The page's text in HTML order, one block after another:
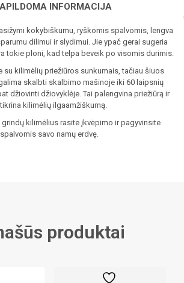
INFORMACIJA
kokybiškumu, ryškomis spalvomis, lengva
dilimui ir slydimui. Jie ypač gerai sugeria
tokie ploni, kad telpa beveik po visomis durimis.
su kilimėlių priežiūros sunkumais, tačiau šiuos
skalbti skalbimo mašinoje iki 60 laipsnių
džiovinti džiovyklėje. Tai palengvina priežiūrą ir
kilimėlių ilgaamžiškumą.
kilimėlius rasite įkvėpimo ir pagyvinsite
spalvomis savo namų erdvę.
produktai